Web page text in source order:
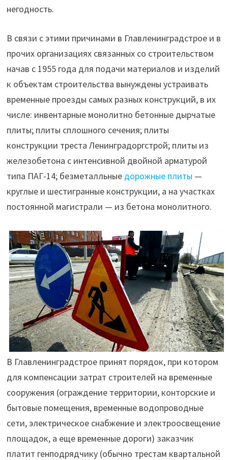
негодность.
В связи с этими причинами в Главленинградстрое и в
прочих организациях связанных со строительством
начав с 1955 года для подачи материалов и изделий
к объектам строительства вынуждены устраивать
временные проезды самых разных конструкций, в их
числе: инвентарные монолитно бетонные дырчатые
плиты; плиты сплошного сечения; плиты
конструкции треста Ленинградоргстрой; плиты из
железобетона с интенсивной двойной арматурой
типа ПАГ-14; безметалльные дорожные плиты —
круглые и шестигранные конструкции, а на участках
постоянной магистрали — из бетона монолитного.
В Главленинградстрое принят порядок, при котором
для компенсации затрат строителей на временные
сооружения (ограждение территории, конторские и
бытовые помещения, временные водопроводные
сети, электрическое снабжение и электроосвещение
площадок, а еще временные дороги) заказчик
платит генподрядчику (обычно трестам квартальной